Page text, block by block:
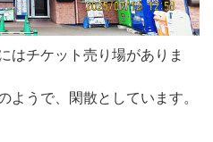
はチケット売り場がありま
ようで、閑散としています。